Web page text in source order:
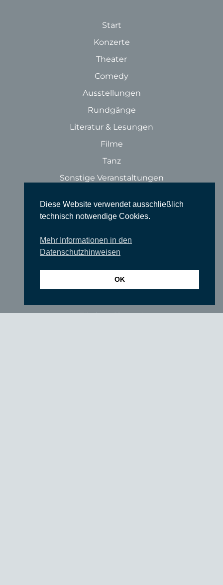
Start
Konzerte
Theater
Comedy
Ausstellungen
Rundgänge
Literatur & Lesungen
Filme
Tanz
Sonstige Veranstaltungen
Wir über uns
TIEFGANG
Partner
Fördern Sie uns!
Diese Website verwendet ausschließlich
technisch notwendige Cookies.
Mehr Informationen in den
Datenschutzhinweisen
OK